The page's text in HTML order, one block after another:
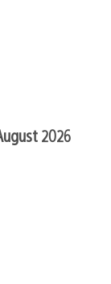
2026